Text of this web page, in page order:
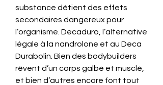
substance détient des effets
secondaires dangereux pour
l’organisme. Decaduro, l’alternative
légale à la nandrolone et au Deca
Durabolin. Bien des bodybuilders
rêvent d’un corps galbé et musclé,
et bien d’autres encore font tout